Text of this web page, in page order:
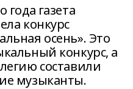
года газета
конкурс
осень». Это
конкурс, а
составили
музыканты.